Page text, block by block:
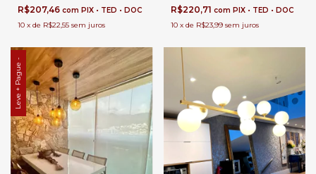
R$207,46 com PIX • TED • DOC
10 x de R$22,55 sem juros
R$220,71 com PIX • TED • DOC
10 x de R$23,99 sem juros
Leve + Pague -